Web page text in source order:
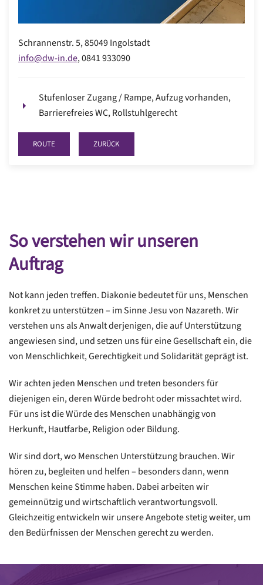
Schrannenstr. 5,85049 Ingolstadt
info@dw-in.de,0841 933090
Stufenloser Zugang / Rampe, Aufzug vorhanden,
Barrierefreies WC, Rollstuhlgerecht
ROUTE ZURÜCK
So verstehen wir unseren
Auftrag
Not kann jeden treffen. Diakonie bedeutet für uns, Menschen
konkret zu unterstützen – im Sinne Jesu von Nazareth. Wir
verstehen uns als Anwalt derjenigen, die auf Unterstützung
angewiesen sind, und setzen uns für eine Gesellschaft ein, die
von Menschlichkeit, Gerechtigkeit und Solidarität geprägt ist.
Wir achten jeden Menschen und treten besonders für
diejenigen ein, deren Würde bedroht oder missachtet wird.
Für uns ist die Würde des Menschen unabhängig von
Herkunft, Hautfarbe, Religion oder Bildung.
Wir sind dort, wo Menschen Unterstützung brauchen. Wir
hören zu, begleiten und helfen – besonders dann, wenn
Menschen keine Stimme haben. Dabei arbeiten wir
gemeinnützig und wirtschaftlich verantwortungsvoll.
Gleichzeitig entwickeln wir unsere Angebote stetig weiter, um
den Bedürfnissen der Menschen gerecht zu werden.